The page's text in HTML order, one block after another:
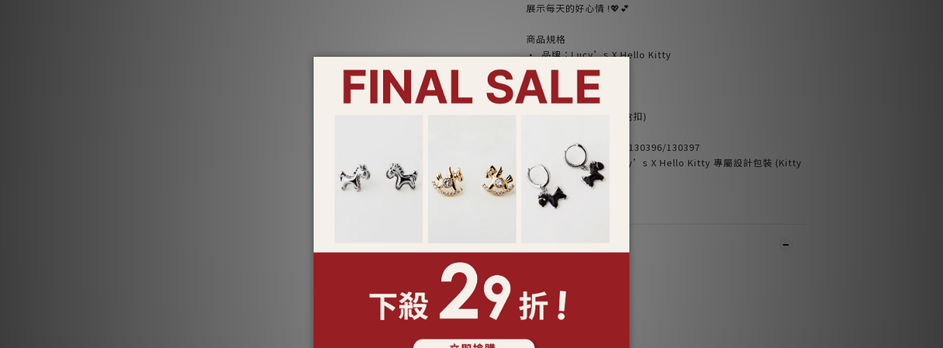
展示每天的好心情 !💖💕
商品規格
· 品牌：Lucy’s X Hello Kitty
· 種類：項鍊
· 材質：合金
· 墜飾長 : 1.0 CM
· 項鍊長：47.0 CM (含扣)
· 產品料號：130395/130396/130397
· 商品包裝配件：Lucy’s X Hello Kitty 專屬設計包裝 (Kitty
包裝有多款隨機出貨)